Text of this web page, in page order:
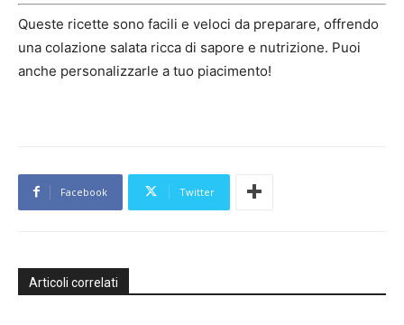
Queste ricette sono facili e veloci da preparare, offrendo
una colazione salata ricca di sapore e nutrizione. Puoi
anche personalizzarle a tuo piacimento!
Facebook Twitter
Articoli correlati